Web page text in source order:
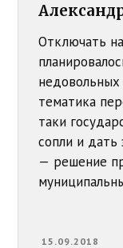
Отключать
тематика
таки
сопли и дать
— решение
15.09.2018